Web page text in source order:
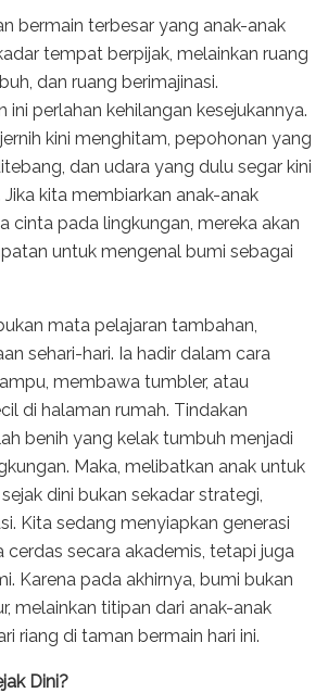
bermain terbesar yang anak-anak
tempat berpijak, melainkan ruang
dan ruang berimajinasi.
ini perlahan kehilangan kesejukannya.
kini menghitam, pepohonan yang
dan udara yang dulu segar kini
kita membiarkan anak-anak
cinta pada lingkungan, mereka akan
untuk mengenal bumi sebagai
mata pelajaran tambahan,
sehari-hari. Ia hadir dalam cara
membawa tumbler, atau
di halaman rumah. Tindakan
benih yang kelak tumbuh menjadi
Maka, melibatkan anak untuk
dini bukan sekadar strategi,
Kita sedang menyiapkan generasi
cerdas secara akademis, tetapi juga
Karena pada akhirnya, bumi bukan
melainkan titipan dari anak-anak
riang di taman bermain hari ini.
Dini?